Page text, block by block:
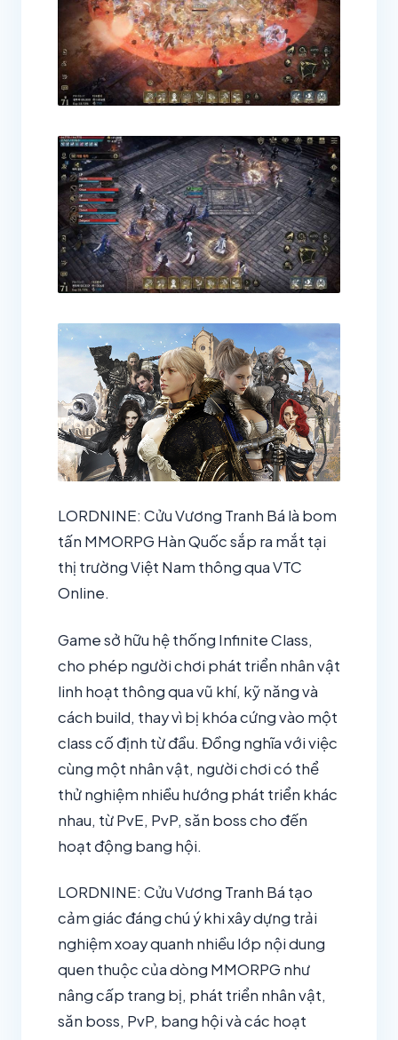
LORDNINE: Cửu Vương Tranh Bá là bom
tấn MMORPG Hàn Quốc sắp ra mắt tại
thị trường Việt Nam thông qua VTC
Online.
Game sở hữu hệ thống Infinite Class,
cho phép người chơi phát triển nhân vật
linh hoạt thông qua vũ khí, kỹ năng và
cách build, thay vì bị khóa cứng vào một
class cố định từ đầu. Đồng nghĩa với việc
cùng một nhân vật, người chơi có thể
thử nghiệm nhiều hướng phát triển khác
nhau, từ PvE, PvP, săn boss cho đến
hoạt động bang hội.
LORDNINE: Cửu Vương Tranh Bá tạo
cảm giác đáng chú ý khi xây dựng trải
nghiệm xoay quanh nhiều lớp nội dung
quen thuộc của dòng MMORPG như
nâng cấp trang bị, phát triển nhân vật,
săn boss, PvP, bang hội và các hoạt